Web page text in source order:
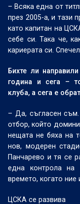
– Всяка една от
през 2005-а, и тази
като капитан на
себе си. Така че,
кариерата си.
Бихте ли
година и сега –
клуба, а сега е
– Да, съгласен
отбор, който
нещата не бяха на
нов, модерен
Панчарево и тя се
една контрола
времето, когато ние
ЦСКА се развива